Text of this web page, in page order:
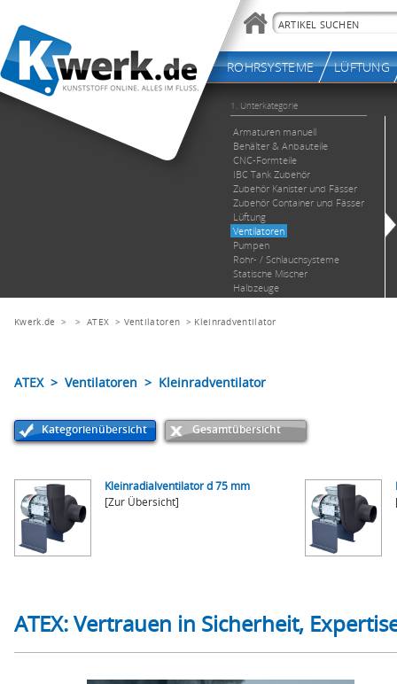
Kwerk.de > >ATEX > Ventilatoren > Kleinradventilator
ATEX > Ventilatoren > Kleinradventilator
Kategorienübersicht Gesamtübersicht
Kleinradialventilator d 75 mm
[Zur Übersicht]
ATEX: Vertrauen in Sicherheit,